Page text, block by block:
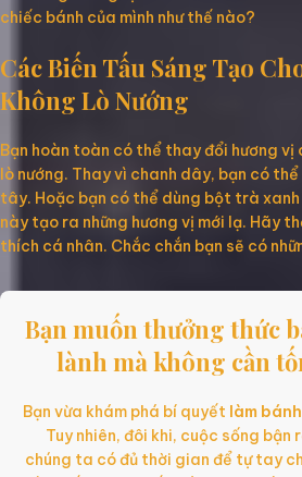
chiếc bánh của mình như thế nào?
Các Biến Tấu Sáng Tạo
Không Lò Nướng
Bạn hoàn toàn có thể thay đổi hương vị
lò nướng. Thay vì chanh dây, bạn có
tây. Hoặc bạn có thể dùng bột trà
này tạo ra những hương vị mới lạ. Hãy
thích cá nhân. Chắc chắn bạn sẽ có
Bạn muốn thưởng thức
lành mà không cần
Bạn vừa khám phá bí quyết làm
Tuy nhiên, đôi khi, cuộc sống bận
chúng ta có đủ thời gian để tự tay